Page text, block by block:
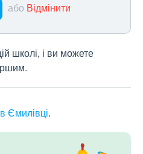
або Відмінити
школі, і ви можете
Ємилівці.